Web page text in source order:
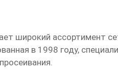
широкий ассортимент
в 1998 году,